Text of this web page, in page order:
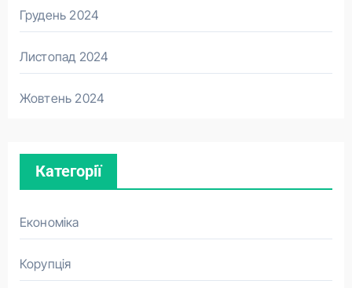
Грудень 2024
Листопад 2024
Жовтень 2024
Категорії
Економіка
Корупція